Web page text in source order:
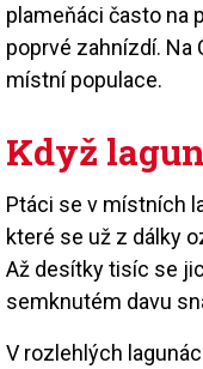
plameňáci často na
poprvé zahnízdí. Na
místní populace.
Když
Ptáci se v místních
které se už z dálky
Až desítky tisíc se
semknutém davu
V rozlehlých